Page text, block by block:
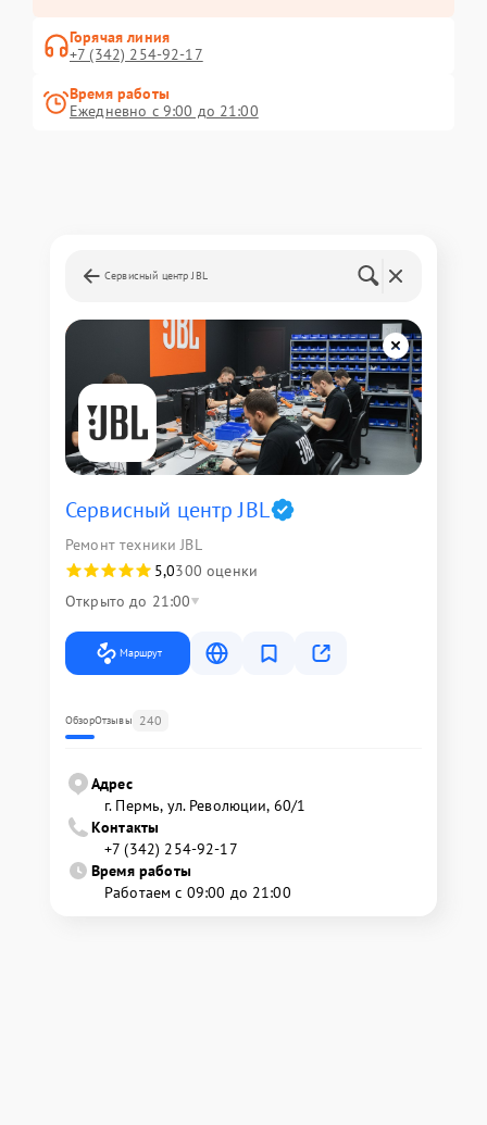
Горячая линия
+7 (342) 254-92-17
Время работы
Ежедневно с 9:00 до 21:00
Сервисный центр JBL
Сервисный центр JBL
Ремонт техники JBL
5,0300 оценки
Открыто до 21:00
Маршрут
ОбзорОтзывы 240
Адрес
г. Пермь, ул. ​Революции, 60/1
Контакты
+7 (342) 254-92-17
Время работы
Работаем с 09:00 до 21:00